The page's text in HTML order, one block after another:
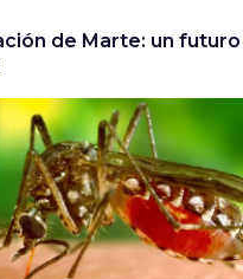
de Marte: un futuro